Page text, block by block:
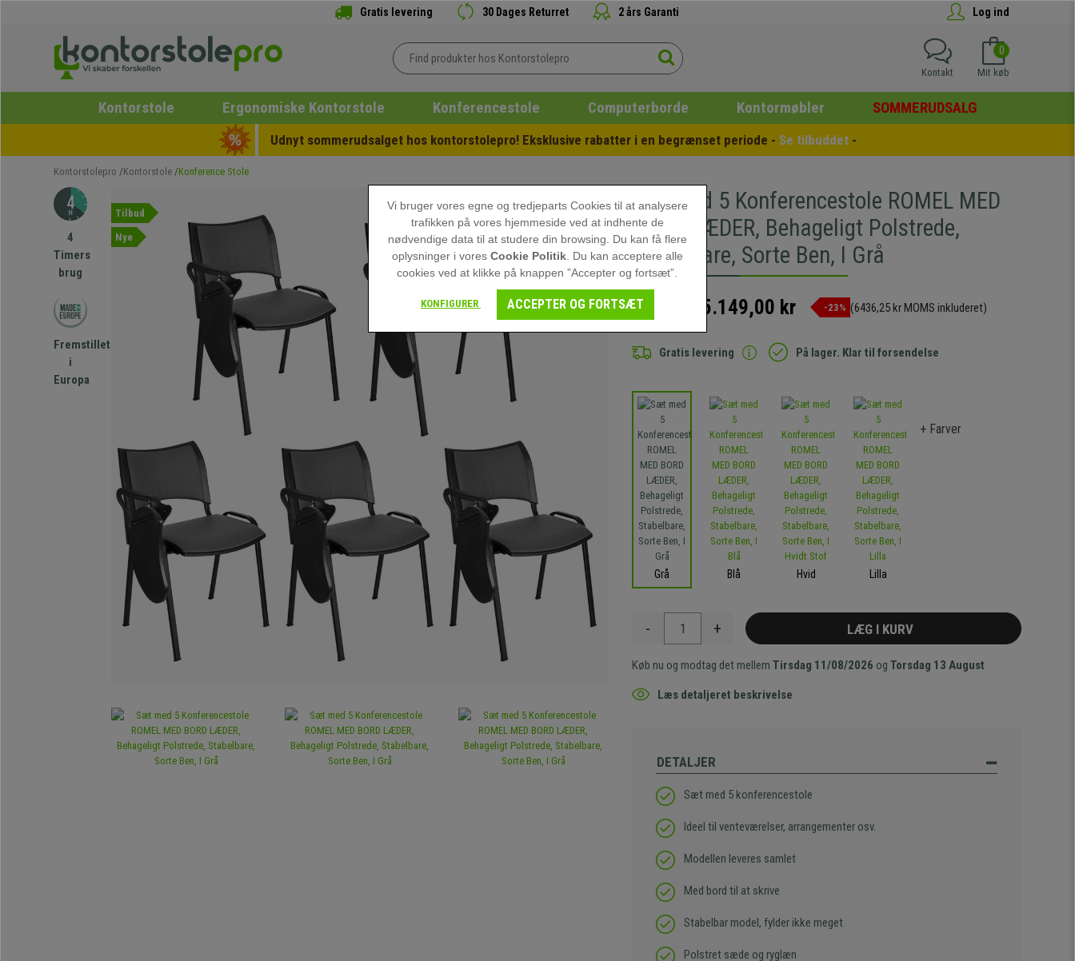
Gratis levering 30 Dages Returret 2 års Garanti Log ind
0
Mit køb
Kontakt
Kontorstole Ergonomiske Kontorstole Konferencestole Computerborde Kontormøbler SOMMERUDSALG
Udnyt sommerudsalget hos kontorstolepro! Eksklusive rabatter i en begrænset periode - Se tilbuddet -
Kontorstolepro Kontorstole Konference Stole
4
Timers
brug
Fremstillet
i
Europa
Tilbud
Nye
Sæt med 5 Konferencestole ROMEL MED
BORD LÆDER, Behageligt Polstrede,
Stabelbare, Sorte Ben, I Grå
6.695,00 kr 5.149,00 kr -23% (6436,25 kr MOMS inkluderet)
Gratis levering På lager. Klar til forsendelse
Grå Blå Hvid Lilla
+ Farver
- + LÆG I KURV
Køb nu og modtag det mellemTirsdag 11/08/2026 ogTorsdag 13 August
Læs detaljeret beskrivelse
DETALJER
Sæt med 5 konferencestole
Ideel til venteværelser, arrangementer osv.
Modellen leveres samlet
Med bord til at skrive
Stabelbar model, fylder ikke meget
Polstret sæde og ryglæn
Vi bruger vores egne og tredjeparts Cookies til at analysere
trafikken på vores hjemmeside ved at indhente de
nødvendige data til at studere din browsing. Du kan få flere
oplysninger i vores Cookie Politik. Du kan acceptere alle
cookies ved at klikke på knappen ”Accepter og fortsæt”.
KONFIGURER ACCEPTER OG FORTSÆT